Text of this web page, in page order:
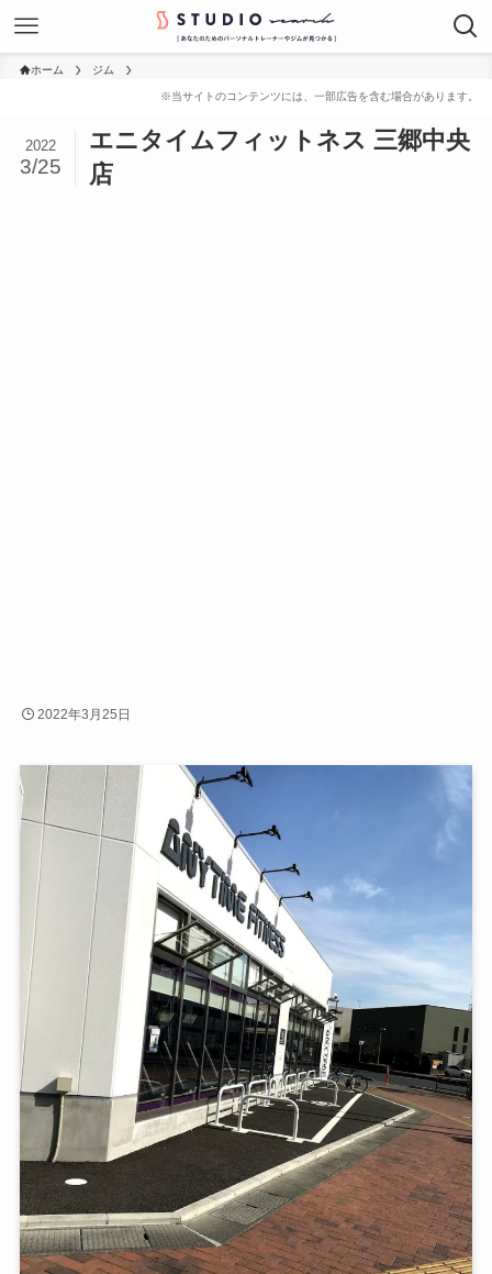
ホーム ジム
エニタイムフィットネス 三郷中央
店
2022
3/25
2022年3月25日